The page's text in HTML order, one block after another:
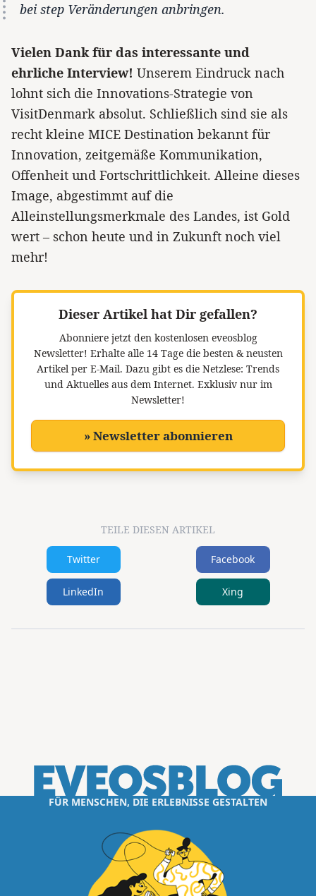
bei step Veränderungen anbringen.
Vielen Dank für das interessante und
ehrliche Interview! Unserem Eindruck nach
lohnt sich die Innovations-Strategie von
VisitDenmark absolut. Schließlich sind sie als
recht kleine MICE Destination bekannt für
Innovation, zeitgemäße Kommunikation,
Offenheit und Fortschrittlichkeit. Alleine dieses
Image, abgestimmt auf die
Alleinstellungsmerkmale des Landes, ist Gold
wert – schon heute und in Zukunft noch viel
mehr!
Dieser Artikel hat Dir gefallen?
Abonniere jetzt den kostenlosen eveosblog
Newsletter! Erhalte alle 14 Tage die besten & neusten
Artikel per E-Mail. Dazu gibt es die Netzlese: Trends
und Aktuelles aus dem Internet. Exklusiv nur im
Newsletter!
» Newsletter abonnieren
TEILE DIESEN ARTIKEL
Twitter Facebook
LinkedIn Xing
FÜR MENSCHEN, DIE ERLEBNISSE GESTALTEN